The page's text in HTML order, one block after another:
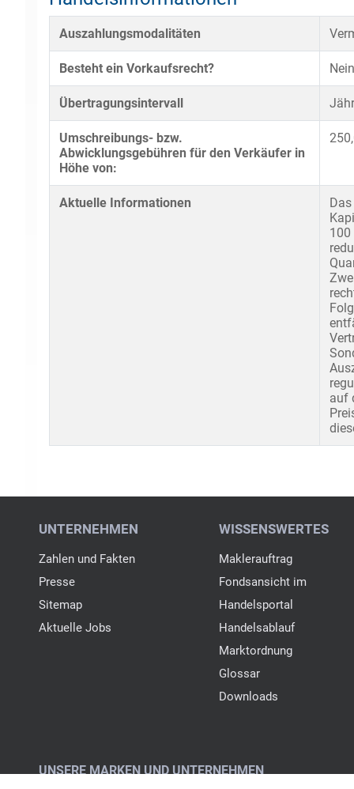
Auszahlungsmodalitäten
Besteht ein Vorkaufsrecht? Nein
Übertragungsintervall
Umschreibungs- bzw.
Abwicklungsgebühren für den Verkäufer in
Höhe von:
Aktuelle Informationen
100
auf